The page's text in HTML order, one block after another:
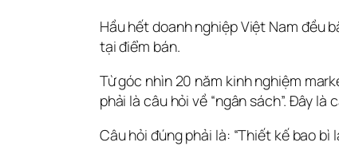
Hầu hết doanh nghiệp Việt Nam đều
tại điểm bán.
Từ góc nhìn 20 năm kinh nghiệm
phải là câu hỏi về “ngân sách”. Đây là
Câu hỏi đúng phải là: “Thiết kế bao bì